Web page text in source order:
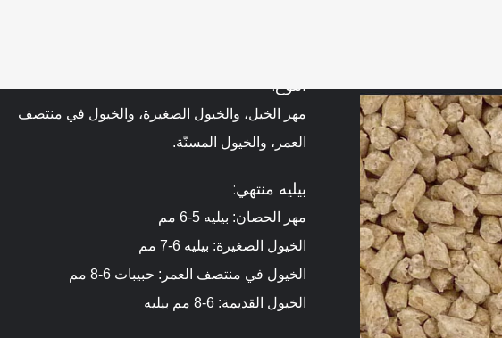
النوع:
مهر الخيل، والخيول الصغيرة، والخيول في منتصف
العمر، والخيول المسنّة.
بيليه منتهي:
مهر الحصان: بيليه 5-6 مم
الخيول الصغيرة: بيليه 6-7 مم
الخيول في منتصف العمر: حبيبات 6-8 مم
الخيول القديمة: 6-8 مم بيليه